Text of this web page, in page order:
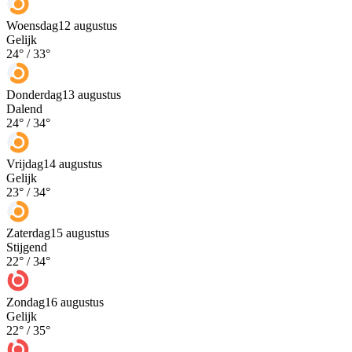
Woensdag12 augustus
Gelijk
24° /33°
Donderdag13 augustus
Dalend
24° /34°
Vrijdag14 augustus
Gelijk
23° /34°
Zaterdag15 augustus
Stijgend
22° /34°
Zondag16 augustus
Gelijk
22° /35°